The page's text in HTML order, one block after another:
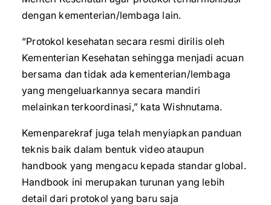
dengan kementerian/lembaga lain.
“Protokol kesehatan secara resmi dirilis oleh
Kementerian Kesehatan sehingga menjadi acuan
bersama dan tidak ada kementerian/lembaga
yang mengeluarkannya secara mandiri
melainkan terkoordinasi,” kata Wishnutama.
Kemenparekraf juga telah menyiapkan panduan
teknis baik dalam bentuk video ataupun
handbook yang mengacu kepada standar global.
Handbook ini merupakan turunan yang lebih
detail dari protokol yang baru saja